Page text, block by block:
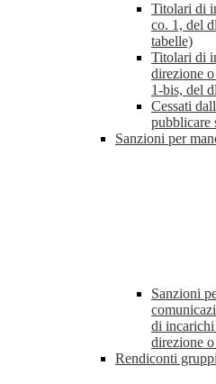
Titolari di
co. 1, del
tabelle)
Titolari di
direzione
1-bis, del
Cessati
pubblicare
Sanzioni per
Sanzioni
di
direzione
Rendiconti